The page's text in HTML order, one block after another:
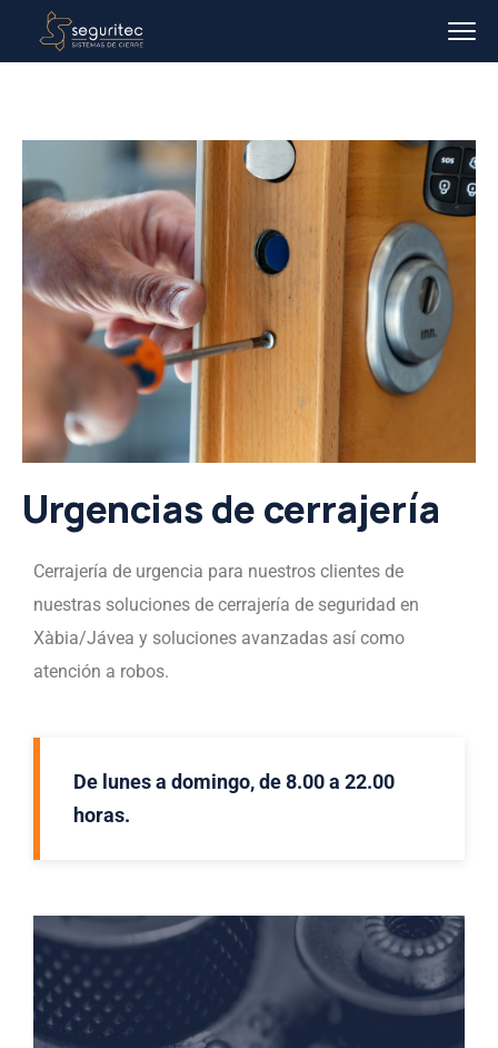
Urgencias de cerrajería
Cerrajería de urgencia para nuestros clientes de
nuestras soluciones de cerrajería de seguridad en
Xàbia/Jávea y soluciones avanzadas así como
atención a robos.
De lunes a domingo, de 8.00 a 22.00
horas.